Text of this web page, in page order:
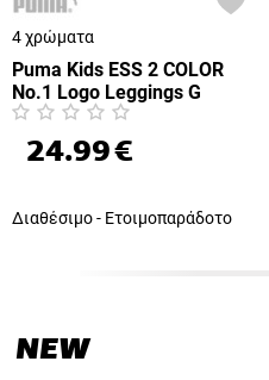
4 χρώματα
Puma Kids ESS 2 COLOR
No.1 Logo Leggings G
(686073-55)
24.99€
Διαθέσιμο - Ετοιμοπαράδοτο
NEW